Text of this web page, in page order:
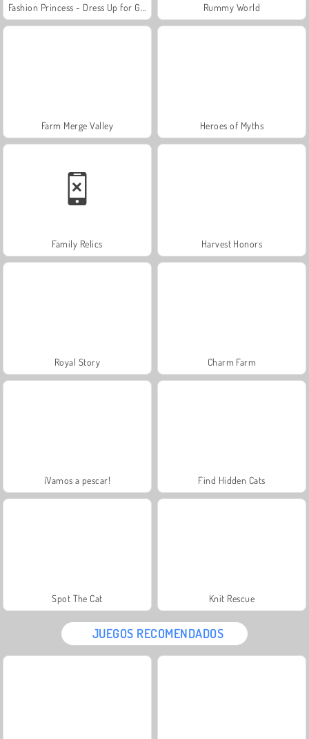
Rummy World
Farm Merge Valley Heroes of Myths
Family Relics Harvest Honors
Royal Story Charm Farm
¡Vamos a pescar! Find Hidden Cats
Spot The Cat Knit Rescue
JUEGOS RECOMENDADOS